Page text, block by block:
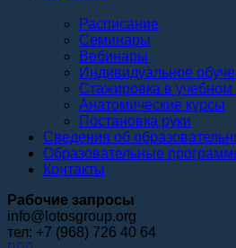
Расписание
Семинары
Вебинары
Индивидуальное
Стажировка в
Анатомические курсы
Постановка руки
Сведения об
Образовательные
Контакты
Рабочие запросы
info@lotosgroup.org
тел: +7 (968) 726 40 64